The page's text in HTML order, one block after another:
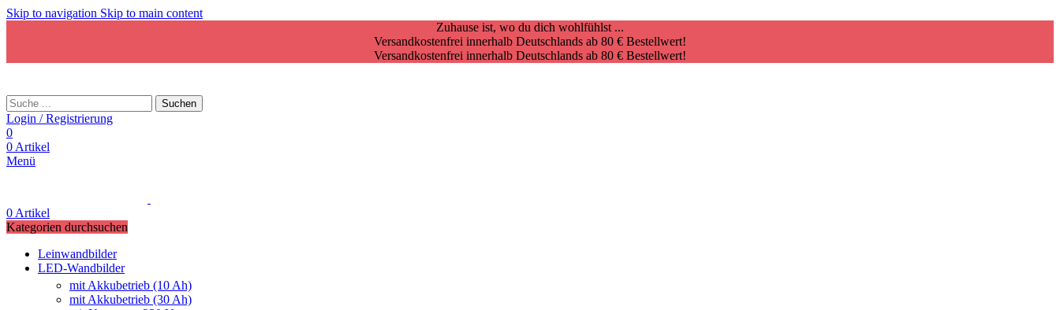
Skip to navigation Skip to main content
Zuhause ist, wo du dich wohlfühlst ...
Versandkostenfrei innerhalb Deutschlands ab 80 € Bestellwert!
Versandkostenfrei innerhalb Deutschlands ab 80 € Bestellwert!
Suchen
Login / Registrierung
0
0 Artikel
Menü
0 Artikel
Kategorien durchsuchen
Leinwandbilder
LED-Wandbilder
mit Akkubetrieb (10 Ah)
mit Akkubetrieb (30 Ah)